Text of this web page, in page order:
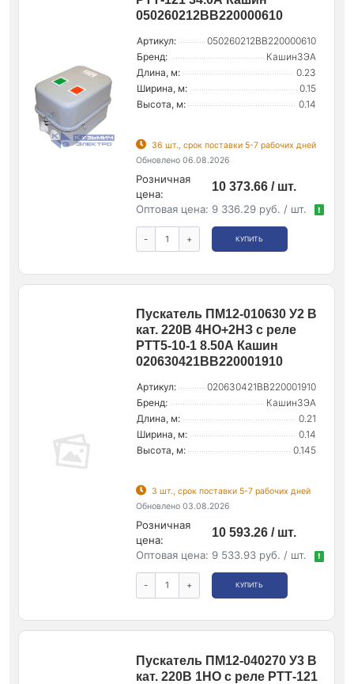
050260212ВВ220000610
Артикул:
050260212ВВ220000610
Бренд:
КашинЗЭА
Длина, м:
0.23
Ширина, м:
0.15
Высота, м:
0.14
36 шт., срок поставки 5-7 рабочих дней
Обновлено 06.08.2026
Розничная
цена:
10 373.66 / шт.
Оптовая цена: 9 336.29 руб. / шт. !
- + КУПИТЬ
Пускатель ПМ12-010630 У2 В
кат. 220В 4НО+2НЗ с реле
РТТ5-10-1 8.50А Кашин
020630421ВВ220001910
Артикул:
020630421ВВ220001910
Бренд:
КашинЗЭА
Длина, м:
0.21
Ширина, м:
0.14
Высота, м:
0.145
3 шт., срок поставки 5-7 рабочих дней
Обновлено 03.08.2026
Розничная
цена:
10 593.26 / шт.
Оптовая цена: 9 533.93 руб. / шт. !
- + КУПИТЬ
Пускатель ПМ12-040270 У3 В
кат. 220В 1НО с реле РТТ-121